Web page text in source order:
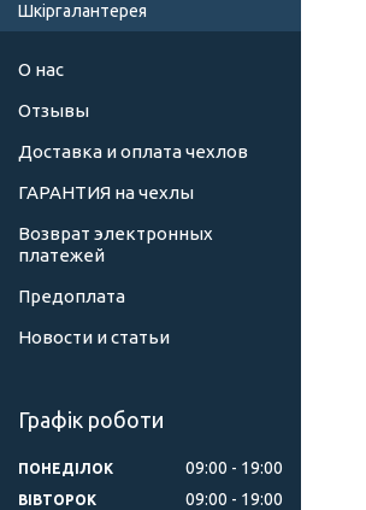
Шкіргалантерея
О нас
Отзывы
Доставка и оплата чехлов
ГАРАНТИЯ на чехлы
Возврат электронных
платежей
Предоплата
Новости и статьи
Графік роботи
ПОНЕДІЛОК 09:00 19:00
ВІВТОРОК 09:00 19:00